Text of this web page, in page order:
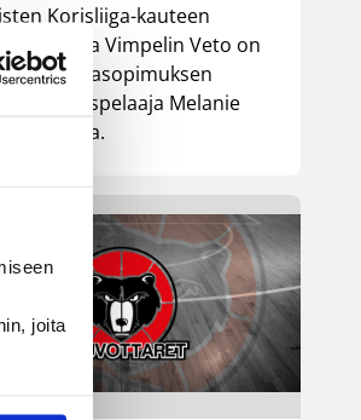
joita
Korisliiga-kauteen
Vimpelin Veto on
pelaajasopimuksen
Melanie
kanssa.